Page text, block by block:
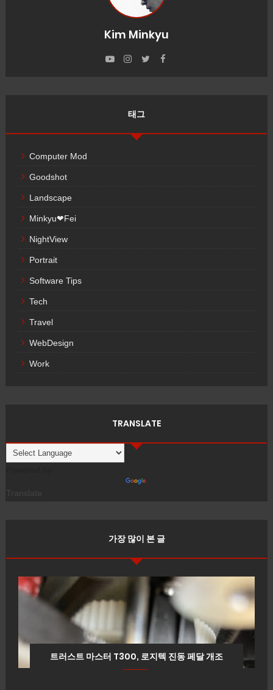
Kim Minkyu
태그
Computer Mod
Goodshot
Landscape
Minkyu❤Fei
NightView
Portrait
Software Tips
Tech
Travel
WebDesign
Work
TRANSLATE
Translate
가장 많이 본 글
트러스트 마스터 T300, 로지텍 진동 페달 개조